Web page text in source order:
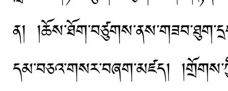
ན།
དམ་བཅའ་གསར་བཞག་མཛད།